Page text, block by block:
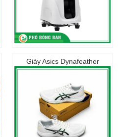
Giày Asics Dynafeather